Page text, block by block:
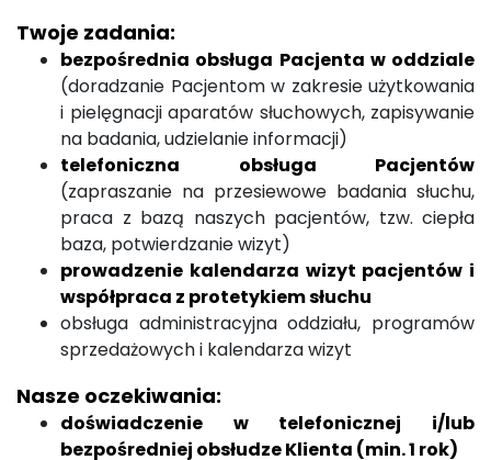
Twoje zadania:
bezpośrednia obsługa Pacjenta w oddziale
(doradzanie Pacjentom w zakresie użytkowania
i pielęgnacji aparatów słuchowych, zapisywanie
na badania, udzielanie informacji)
telefoniczna obsługa Pacjentów
(zapraszanie na przesiewowe badania słuchu,
praca z bazą naszych pacjentów, tzw. ciepła
baza, potwierdzanie wizyt)
prowadzenie kalendarza wizyt pacjentów i
współpraca z protetykiem słuchu
obsługa administracyjna oddziału, programów
sprzedażowych i kalendarza wizyt
Nasze oczekiwania:
doświadczenie w telefonicznej i/lub
bezpośredniej obsłudze Klienta (min. 1 rok)